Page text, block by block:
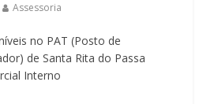
Assessoria
no PAT (Posto de
de Santa Rita do Passa
Interno